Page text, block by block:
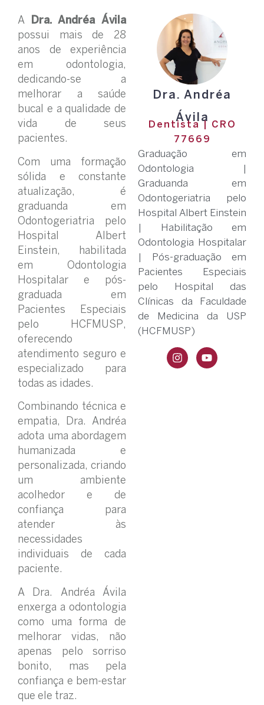
A Dra. Andréa Ávila
possui mais de 28
anos de experiência
em odontologia,
dedicando-se a
melhorar a saúde
bucal e a qualidade de
vida de seus
pacientes.
Com uma formação
sólida e constante
atualização, é
graduanda em
Odontogeriatria pelo
Hospital Albert
Einstein, habilitada
em Odontologia
Hospitalar e pós-
graduada em
Pacientes Especiais
pelo HCFMUSP,
oferecendo
atendimento seguro e
especializado para
todas as idades.
Combinando técnica e
empatia, Dra. Andréa
adota uma abordagem
humanizada e
personalizada, criando
um ambiente
acolhedor e de
confiança para
atender às
necessidades
individuais de cada
paciente.
A Dra. Andréa Ávila
enxerga a odontologia
como uma forma de
melhorar vidas, não
apenas pelo sorriso
bonito, mas pela
confiança e bem-estar
que ele traz.
Dra. Andréa
Ávila
Dentista | CRO
77669
Graduação em
Odontologia |
Graduanda em
Odontogeriatria pelo
Hospital Albert Einstein
| Habilitação em
Odontologia Hospitalar
| Pós-graduação em
Pacientes Especiais
pelo Hospital das
Clínicas da Faculdade
de Medicina da USP
(HCFMUSP)